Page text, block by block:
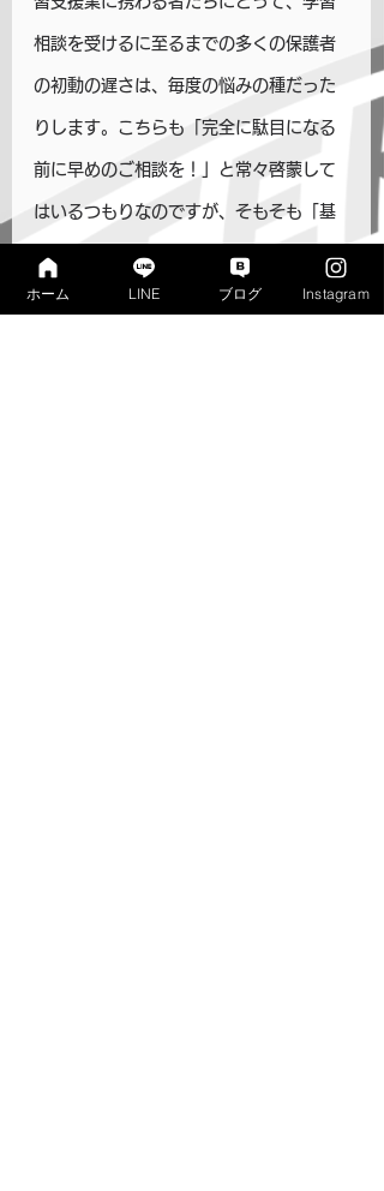
相談を受けるに至るまでの多くの保護者
の初動の遅さは、毎度の悩みの種だった
りします。こちらも「完全に駄目になる
前に早めのご相談を！」と常々啓蒙して
はいるつもりなのですが、そもそも「基
本が出来る」ことに対する判断基準が根
本的に食い違っているので、問い合わせ
ホーム LINE ブログ Instagram